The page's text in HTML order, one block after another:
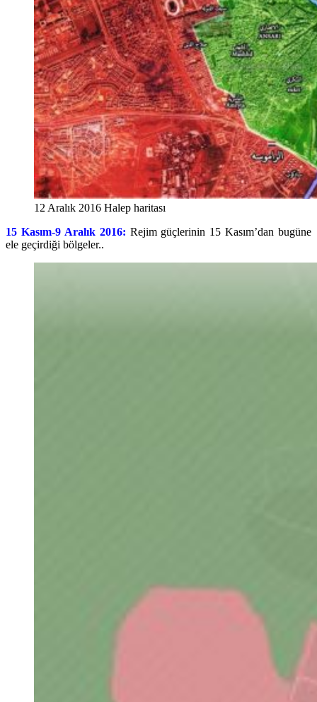
12 Aralık 2016 Halep haritası
15 Kasım-9 Aralık 2016: Rejim güçlerinin 15 Kasım’dan bugüne
ele geçirdiği bölgeler..